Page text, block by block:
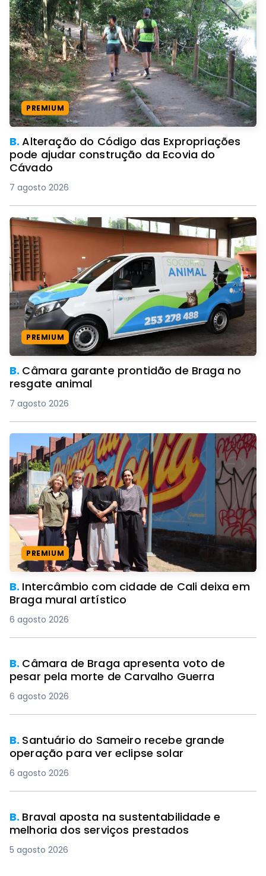
PREMIUM
B.Alteração do Código das Expropriações
pode ajudar construção da Ecovia do
Cávado
7 agosto 2026
PREMIUM
B. Câmara garante prontidão de Braga no
resgate animal
7 agosto 2026
PREMIUM
B. Intercâmbio com cidade de Cali deixa em
Braga mural artístico
6 agosto 2026
B. Câmara de Braga apresenta voto de
pesar pela morte de Carvalho Guerra
6 agosto 2026
B. Santuário do Sameiro recebe grande
operação para ver eclipse solar
6 agosto 2026
B. Braval aposta na sustentabilidade e
melhoria dos serviços prestados
5 agosto 2026